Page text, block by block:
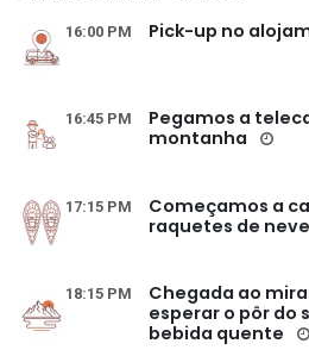
16:00 PM Pick-up no
16:45 PM
Pegamos a
montanha
17:15 PM
Começamos a
raquetes de neve
18:15 PM
Chegada ao
esperar o pôr do
bebida quente